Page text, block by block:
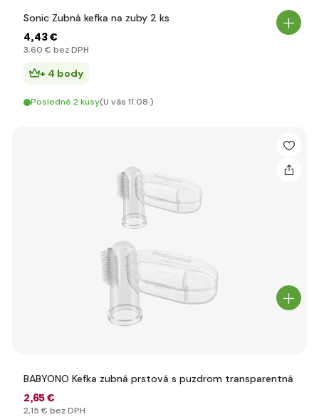
Sonic Zubná kefka na zuby 2 ks
4,43 €
3,60 € bez DPH
+ 4 body
Posledné 2 kusy(U vás 11.08.)
BABYONO Kefka zubná prstová s puzdrom transparentná
2,65 €
2,15 € bez DPH